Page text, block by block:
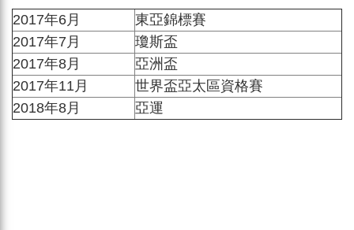
2017年6月
東亞錦標賽
2017年7月
瓊斯盃
2017年8月
亞洲盃
2017年11月
世界盃亞太區資格賽
2018年8月
亞運